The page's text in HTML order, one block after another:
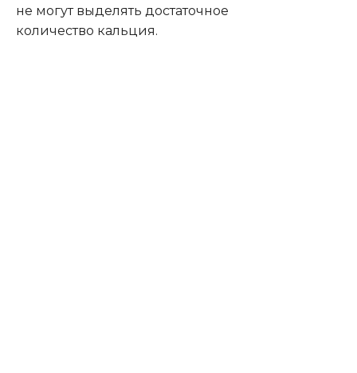
не могут выделять достаточное
количество кальция.